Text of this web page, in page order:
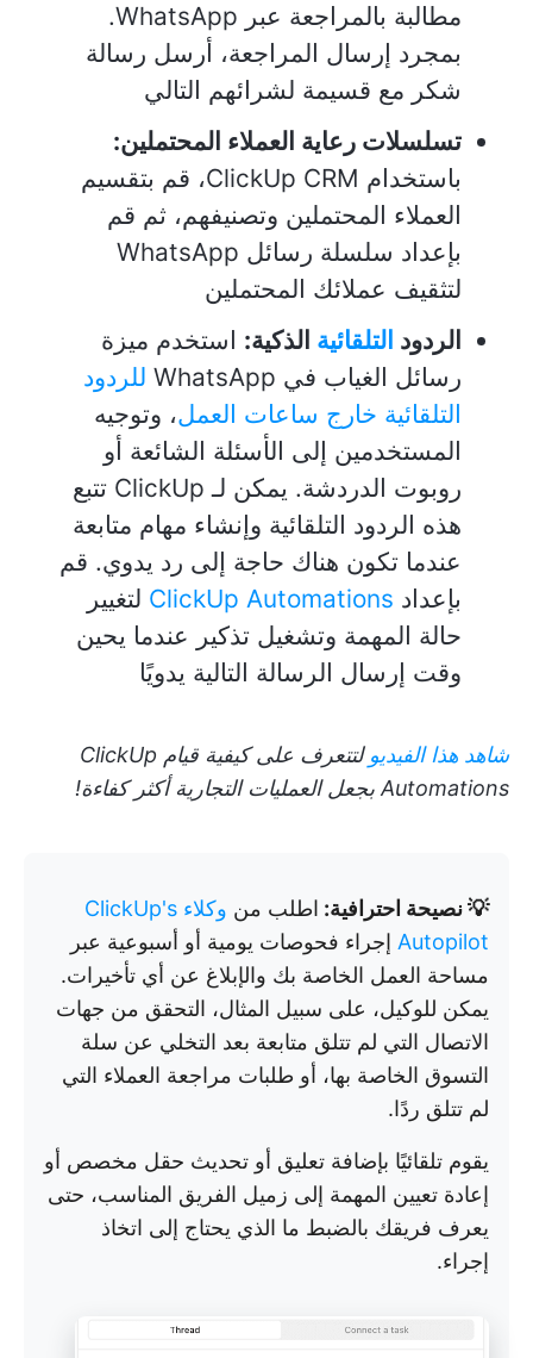
مطالبة بالمراجعة عبر WhatsApp.
بمجرد إرسال المراجعة، أرسل رسالة
شكر مع قسيمة لشرائهم التالي
تسلسلات رعاية العملاء المحتملين:
باستخدام ClickUp CRM، قم بتقسيم
العملاء المحتملين وتصنيفهم، ثم قم
بإعداد سلسلة رسائل WhatsApp
لتثقيف عملائك المحتملين
الردود التلقائية الذكية: استخدم ميزة
رسائل الغياب في WhatsApp
للردود
التلقائية خارج ساعات العمل، وتوجيه
المستخدمين إلى الأسئلة الشائعة أو
روبوت الدردشة. يمكن لـ ClickUp تتبع
هذه الردود التلقائية وإنشاء مهام متابعة
عندما تكون هناك حاجة إلى رد يدوي. قم
بإعداد ClickUp Automations لتغيير
حالة المهمة وتشغيل تذكير عندما يحين
وقت إرسال الرسالة التالية يدويًا
شاهد هذا الفيديو
لتتعرف على كيفية قيام ClickUp
Automations بجعل العمليات التجارية أكثر كفاءة!
💡 نصيحة احترافية: اطلب من
وكلاء ClickUp's
Autopilot إجراء فحوصات يومية أو أسبوعية عبر
مساحة العمل الخاصة بك والإبلاغ عن أي تأخيرات.
يمكن للوكيل، على سبيل المثال، التحقق من جهات
الاتصال التي لم تتلق متابعة بعد التخلي عن سلة
التسوق الخاصة بها، أو طلبات مراجعة العملاء التي
لم تتلق ردًا.
يقوم تلقائيًا بإضافة تعليق أو تحديث حقل مخصص أو
إعادة تعيين المهمة إلى زميل الفريق المناسب، حتى
يعرف فريقك بالضبط ما الذي يحتاج إلى اتخاذ
إجراء.